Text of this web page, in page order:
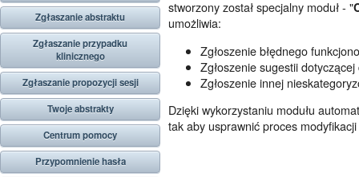
Zgłaszanie abstraktu
Zgłaszanie przypadku
klinicznego
Zgłaszanie propozycji sesji
Twoje abstrakty
Centrum pomocy
Przypomnienie hasła
stworzony został specjalny moduł - "
umożliwia:
Zgłoszenie błędnego
Zgłoszenie sugestii
Zgłoszenie innej
Dzięki wykorzystaniu modułu
tak aby usprawnić proces